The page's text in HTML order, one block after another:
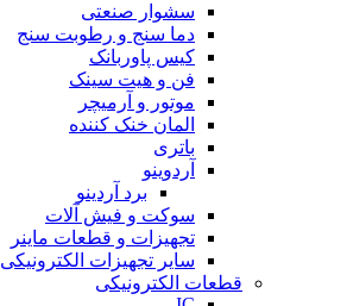
سشوار صنعتی
دما سنج و رطوبت سنج
کیس پاوربانک
فن و هیت سینک
موتور و آرمیچر
المان خنک کننده
باتری
آردوینو
برد آردینو
سوکت و فیش آلات
تجهیزات و قطعات ماینر
سایر تجهیزات الکترونیکی
قطعات الکترونیکی